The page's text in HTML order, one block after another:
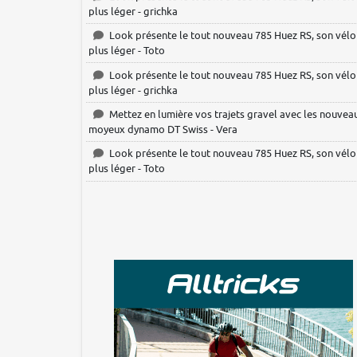
plus léger - grichka
Look présente le tout nouveau 785 Huez RS, son
plus léger - Toto
Look présente le tout nouveau 785 Huez RS, son
plus léger - grichka
Mettez en lumière vos trajets gravel avec les
moyeux dynamo DT Swiss - Vera
Look présente le tout nouveau 785 Huez RS, son
plus léger - Toto